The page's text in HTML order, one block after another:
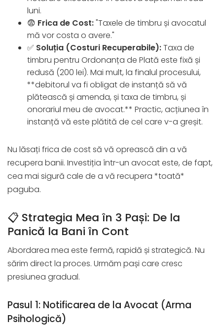
luni.
😨 Frica de Cost:"Taxele de timbru și avocatul
mă vor costa o avere."
✅ Soluția (Costuri Recuperabile):Taxa de
timbru pentru Ordonanța de Plată este fixă și
redusă (200 lei). Mai mult, la finalul procesului,
**debitorul va fi obligat de instanță să vă
plătească și amenda, și taxa de timbru, și
onorariul meu de avocat.** Practic, acțiunea în
instanță vă este plătită de cel care v-a greșit.
Nu lăsați frica de cost să vă oprească din a vă
recupera banii. Investiția într-un avocat este, de fapt,
cea mai sigură cale de a vă recupera *toată*
paguba.
📋 Strategia Mea în 3 Pași: De la
Panică la Bani în Cont
Abordarea mea este fermă, rapidă și strategică. Nu
sărim direct la proces. Urmăm pași care cresc
presiunea gradual.
Pasul 1: Notificarea de la Avocat (Arma
Psihologică)